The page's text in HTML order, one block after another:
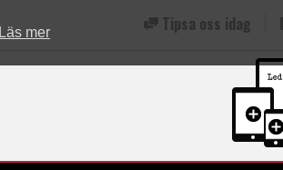
Läs mer Tipsa oss idag